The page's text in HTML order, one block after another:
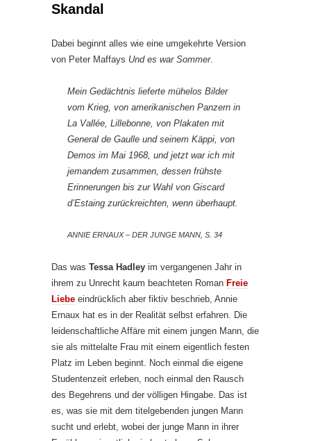
Skandal
Dabei beginnt alles wie eine umgekehrte Version
von Peter Maffays Und es war Sommer.
Mein Gedächtnis lieferte mühelos Bilder
vom Krieg, von amerikanischen Panzern in
La Vallée, Lillebonne, von Plakaten mit
General de Gaulle und seinem Käppi, von
Demos im Mai 1968, und jetzt war ich mit
jemandem zusammen, dessen frühste
Erinnerungen bis zur Wahl von Giscard
d’Estaing zurückreichten, wenn überhaupt.
ANNIE ERNAUX – DER JUNGE MANN, S. 34
Das was Tessa Hadley im vergangenen Jahr in
ihrem zu Unrecht kaum beachteten Roman Freie
Liebe eindrücklich aber fiktiv beschrieb, Annie
Ernaux hat es in der Realität selbst erfahren. Die
leidenschaftliche Affäre mit einem jungen Mann, die
sie als mittelalte Frau mit einem eigentlich festen
Platz im Leben beginnt. Noch einmal die eigene
Studentenzeit erleben, noch einmal den Rausch
des Begehrens und der völligen Hingabe. Das ist
es, was sie mit dem titelgebenden jungen Mann
sucht und erlebt, wobei der junge Mann in ihrer